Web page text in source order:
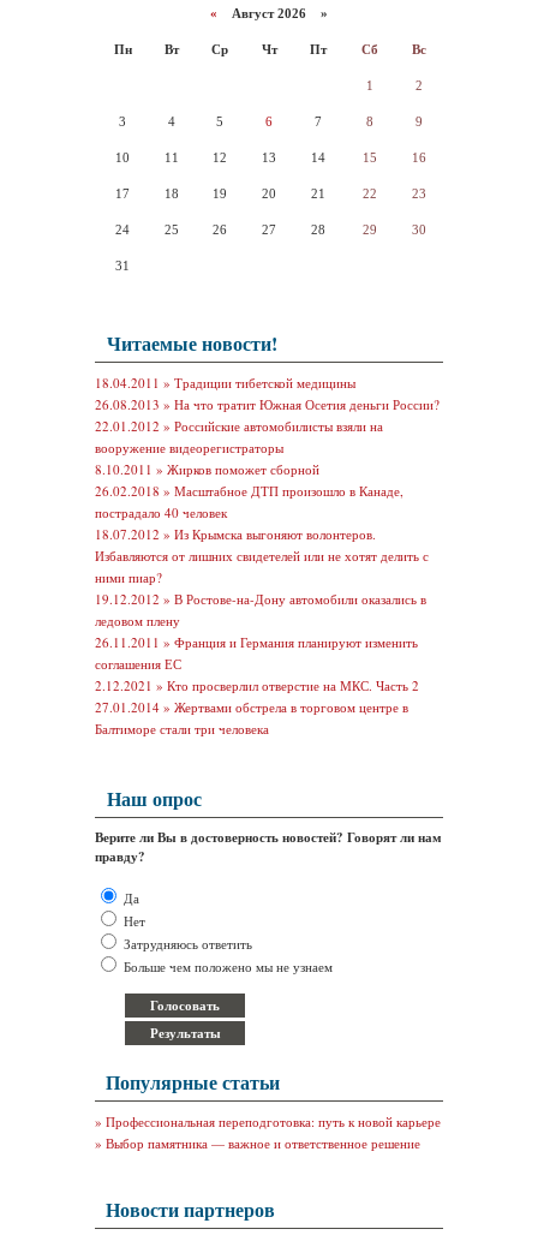
« Август 2026 »
Пн Вт Ср Чт Пт Сб Вс
1 2
3 4 5 6 7 8 9
10 11 12 13 14 15 16
17 18 19 20 21 22 23
24 25 26 27 28 29 30
31
Читаемые новости!
18.04.2011 » Традиции тибетской медицины
26.08.2013 » На что тратит Южная Осетия деньги России?
22.01.2012 » Российские автомобилисты взяли на
вооружение видеорегистраторы
8.10.2011 » Жирков поможет сборной
26.02.2018 » Масштабное ДТП произошло в Канаде,
пострадало 40 человек
18.07.2012 » Из Крымска выгоняют волонтеров.
Избавляются от лишних свидетелей или не хотят делить с
ними пиар?
19.12.2012 » В Ростове-на-Дону автомобили оказались в
ледовом плену
26.11.2011 » Франция и Германия планируют изменить
соглашения ЕС
2.12.2021 » Кто просверлил отверстие на МКС. Часть 2
27.01.2014 » Жертвами обстрела в торговом центре в
Балтиморе стали три человека
Наш опрос
Верите ли Вы в достоверность новостей? Говорят ли нам
правду?
Да
Нет
Затрудняюсь ответить
Больше чем положено мы не узнаем
Популярные статьи
» Профессиональная переподготовка: путь к новой карьере
» Выбор памятника — важное и ответственное решение
Новости партнеров